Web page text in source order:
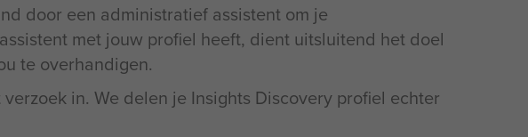
door een administratief assistent om je
met jouw profiel heeft, dient uitsluitend het doel
te overhandigen.
in. We delen je Insights Discovery profiel echter